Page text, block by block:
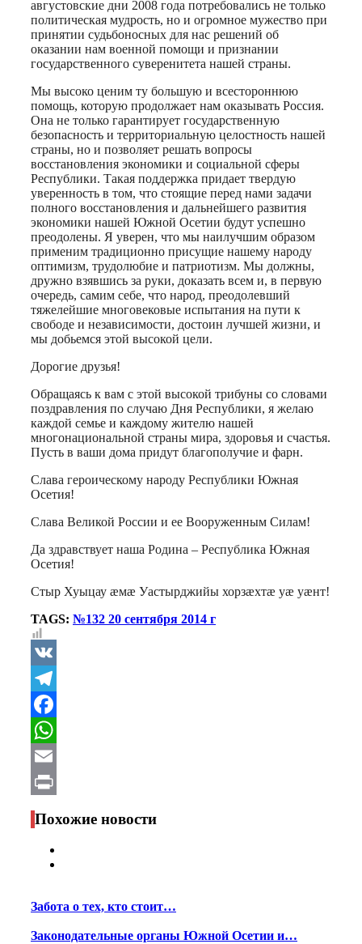
августовские дни 2008 года потребовались не только
политическая мудрость, но и огромное мужество при
принятии судьбоносных для нас решений об
оказании нам военной помощи и признании
государственного суверенитета нашей страны.
Мы высоко ценим ту большую и всестороннюю
помощь, которую продолжает нам оказывать Россия.
Она не только гарантирует государственную
безопасность и территориальную целостность нашей
страны, но и позволяет решать вопросы
восстановления экономики и социальной сферы
Республики. Такая поддержка придает твердую
уверенность в том, что стоящие перед нами задачи
полного восстановления и дальнейшего развития
экономики нашей Южной Осетии будут успешно
преодолены. Я уверен, что мы наилучшим образом
применим традиционно присущие нашему народу
оптимизм, трудолюбие и патриотизм. Мы должны,
дружно взявшись за руки, доказать всем и, в первую
очередь, самим себе, что народ, преодолевший
тяжелейшие многовековые испытания на пути к
свободе и независимости, достоин лучшей жизни, и
мы добьемся этой высокой цели.
Дорогие друзья!
Обращаясь к вам с этой высокой трибуны со словами
поздравления по случаю Дня Республики, я желаю
каждой семье и каждому жителю нашей
многонациональной страны мира, здоровья и счастья.
Пусть в ваши дома придут благополучие и фарн.
Слава героическому народу Республики Южная
Осетия!
Слава Великой России и ее Вооруженным Силам!
Да здравствует наша Родина – Республика Южная
Осетия!
Стыр Хуыцау æмæ Уастырджийы хорзæхтæ уæ уæнт!
TAGS: №132 20 сентября 2014 г
VK
Telegram
Facebook
WhatsApp
Email
Print
Похожие новости
Забота о тех, кто стоит…
Законодательные органы Южной Осетии и…